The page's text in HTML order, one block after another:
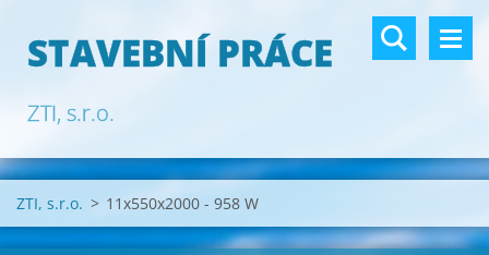
STAVEBNÍ PRÁCE
ZTI, s.r.o.
ZTI, s.r.o. > 11x550x2000 - 958 W